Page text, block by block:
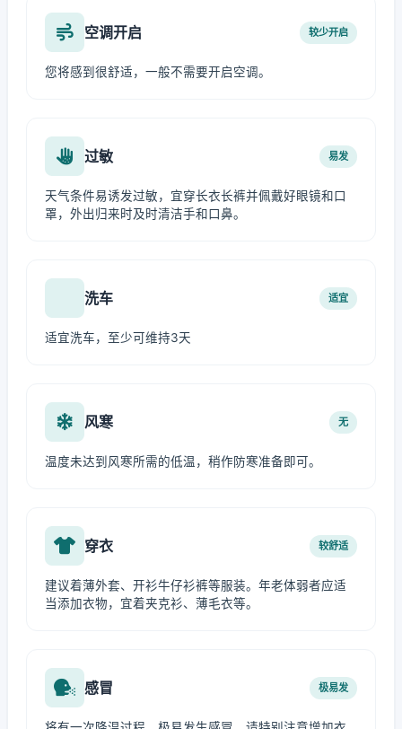
空调开启 较少开启
您将感到很舒适，一般不需要开启空调。
过敏 易发
天气条件易诱发过敏，宜穿长衣长裤并佩戴好眼镜和口
罩，外出归来时及时清洁手和口鼻。
洗车 适宜
适宜洗车，至少可维持3天
风寒 无
温度未达到风寒所需的低温，稍作防寒准备即可。
穿衣 较舒适
建议着薄外套、开衫牛仔衫裤等服装。年老体弱者应适
当添加衣物，宜着夹克衫、薄毛衣等。
感冒 极易发